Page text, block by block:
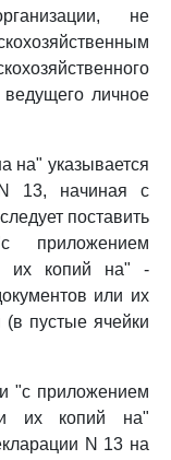
не
ведущего личное
на" указывается
N 13, начиная с
поставить
их копий на" -
или их
(в пустые ячейки
"с приложением
их копий на"
N 13 на